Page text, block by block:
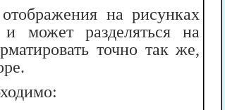
на рисунках
может разделяться на
точно так же,